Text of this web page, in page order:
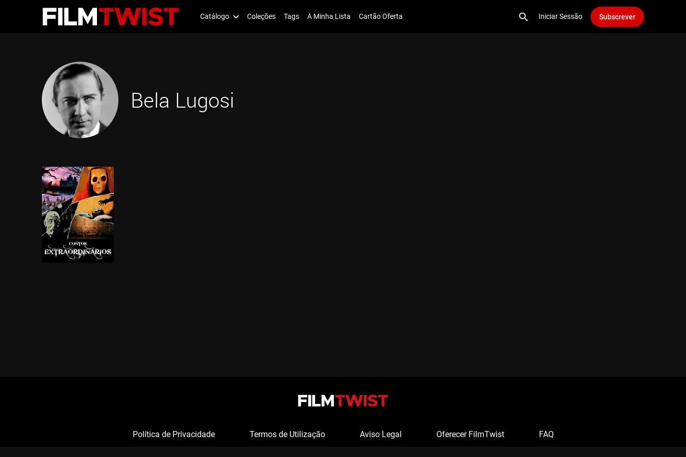
Catálogo Coleções Tags A Minha Lista Cartão Oferta Iniciar Sessão Subscrever
Bela Lugosi
Política de Privacidade Termos de Utilização Aviso Legal Oferecer FilmTwist FAQ